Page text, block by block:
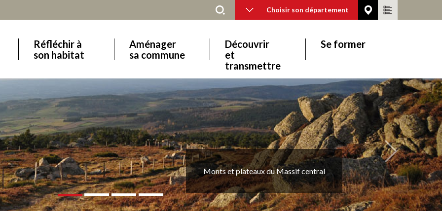
Choisir son département
Main
Réfléchir à
son habitat
Aménager
sa commune
Découvrir
et
transmettre
Se former
et plateaux du Massif central
Suivant